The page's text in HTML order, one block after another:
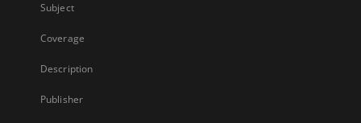
Subject
Coverage
Description
Publisher